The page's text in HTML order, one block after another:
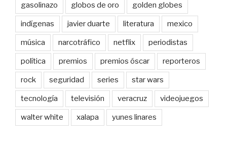
gasolinazo globos de oro golden globes
indígenas javier duarte literatura mexico
música narcotráfico netflix periodistas
política premios premios óscar reporteros
rock seguridad series star wars
tecnología televisión veracruz videojuegos
walter white xalapa yunes linares